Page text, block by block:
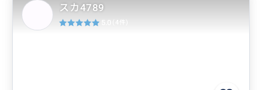
スカ4789
5.0 (4件)